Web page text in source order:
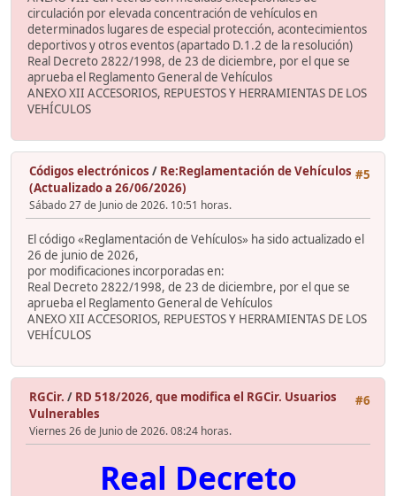
circulación por elevada concentración de vehículos en
determinados lugares de especial protección, acontecimientos
deportivos y otros eventos (apartado D.1.2 de la resolución)
Real Decreto 2822/1998, de 23 de diciembre, por el que se
aprueba el Reglamento General de Vehículos
ANEXO XII ACCESORIOS, REPUESTOS Y HERRAMIENTAS DE LOS
VEHÍCULOS
#5
Códigos electrónicos / Re:Reglamentación de Vehículos
(Actualizado a 26/06/2026)
Sábado 27 de Junio de 2026. 10:51 horas.
El código «Reglamentación de Vehículos» ha sido actualizado el
26 de junio de 2026,
por modificaciones incorporadas en:
Real Decreto 2822/1998, de 23 de diciembre, por el que se
aprueba el Reglamento General de Vehículos
ANEXO XII ACCESORIOS, REPUESTOS Y HERRAMIENTAS DE LOS
VEHÍCULOS
#6
RGCir. / RD 518/2026, que modifica el RGCir. Usuarios
Vulnerables
Viernes 26 de Junio de 2026. 08:24 horas.
Real Decreto